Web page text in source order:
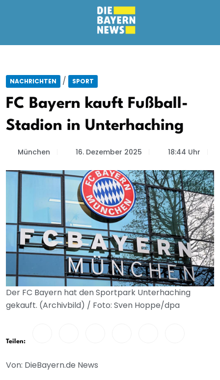
NACHRICHTEN / SPORT
FC Bayern kauft Fußball-
Stadion in Unterhaching
München 16. Dezember 2025 18:44 Uhr
Der FC Bayern hat den Sportpark Unterhaching
gekauft. (Archivbild) / Foto: Sven Hoppe/dpa
Teilen:
Von: DieBayern.de News